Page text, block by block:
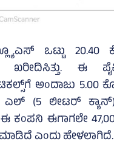
ಒಟ್ಟು 20.40
ಖರೀದಿಸಿತ್ತು.
ಅಂದಾಜು 5.00
(5 ಲೀಟರ್‌ ಕ್ಯಾನ್‌)
ಈ ಕಂಪನಿ ಈಗಾಗಲೇ
ಎಂದು ಹೇಳಲಾಗಿದೆ.